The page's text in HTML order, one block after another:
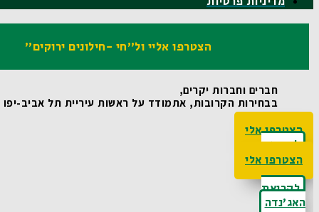
הצטרפו אליי ול"חי -חילונים ירוקים"
חברים וחברות יקרים,
בבחירות הקרובות, אתמודד על ראשות עיריית תל אביב-יפו
הצטרפו אלי
לקריאת
האג'נדה
הצטרפו אלי
לקריאת
האג'נדה